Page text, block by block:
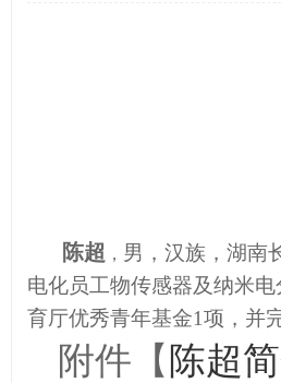
陈超 ， 男，汉族，湖南
电化员工物传感器及纳米
育厅优秀青年基金1项，并
附件【 陈超